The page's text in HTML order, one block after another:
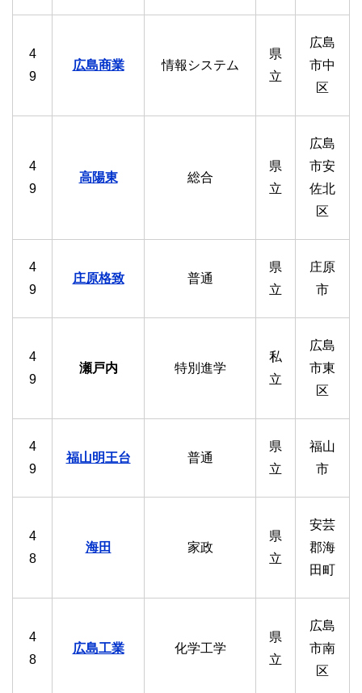
4
9
広島商業 情報システム
県
立
広島
市中
区
4
9
高陽東 総合
県
立
広島
市安
佐北
区
4
9
庄原格致 普通
県
立
庄原
市
4
9
瀬戸内 特別進学
私
立
広島
市東
区
4
9
福山明王台 普通
県
立
福山
市
4
8
海田 家政
県
立
安芸
郡海
田町
4
8
広島工業 化学工学
県
立
広島
市南
区